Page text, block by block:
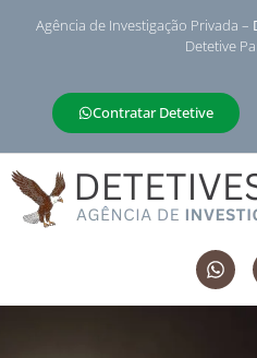
Agência de Investigação Privada –
Detetive
Contratar Detetive